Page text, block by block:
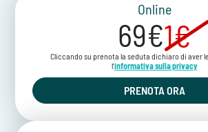
Online
69€1€
Cliccando su prenota la seduta dichiaro di aver
l'informativa sulla privacy
PRENOTA ORA